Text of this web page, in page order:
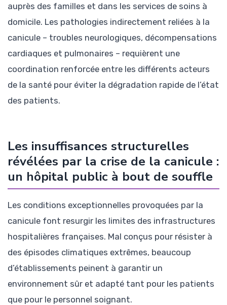
auprès des familles et dans les services de soins à
domicile. Les pathologies indirectement reliées à la
canicule – troubles neurologiques, décompensations
cardiaques et pulmonaires – requièrent une
coordination renforcée entre les différents acteurs
de la santé pour éviter la dégradation rapide de l’état
des patients.
Les insuffisances structurelles
révélées par la crise de la canicule :
un hôpital public à bout de souffle
Les conditions exceptionnelles provoquées par la
canicule font resurgir les limites des infrastructures
hospitalières françaises. Mal conçus pour résister à
des épisodes climatiques extrêmes, beaucoup
d’établissements peinent à garantir un
environnement sûr et adapté tant pour les patients
que pour le personnel soignant.